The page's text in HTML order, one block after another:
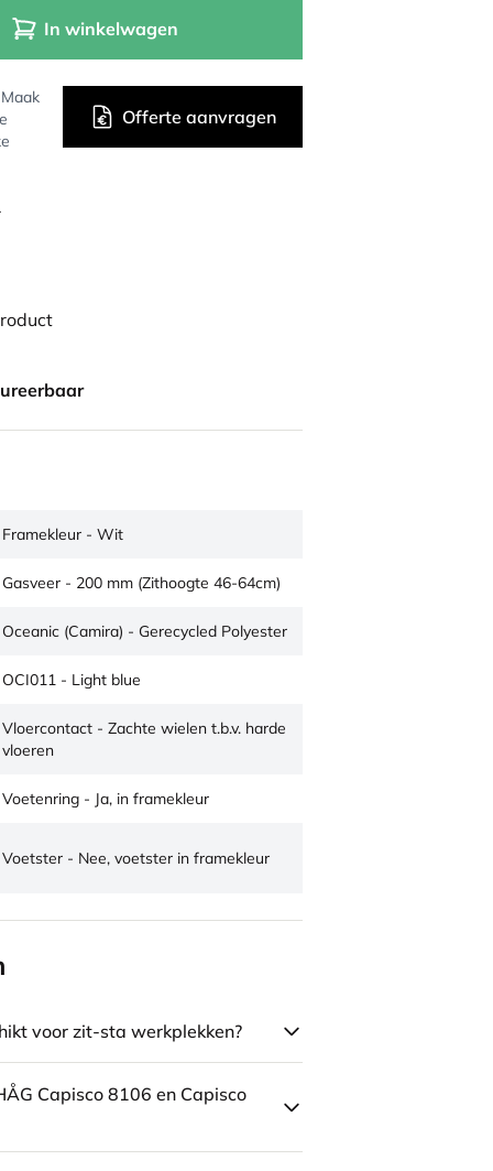
In winkelwagen
Offerte aanvragen
Framekleur - Wit
Gasveer - 200 mm (Zithoogte 46-64cm)
Oceanic (Camira) - Gerecycled Polyester
OCI011 - Light blue
Vloercontact - Zachte wielen t.b.v. harde
vloeren
Voetenring - Ja, in framekleur
Voetster - Nee, voetster in framekleur
voor zit-sta werkplekken?
Capisco 8106 en Capisco